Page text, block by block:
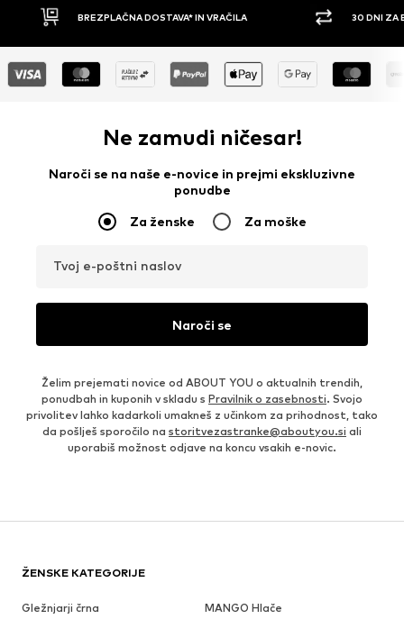
30 DNI ZA BREZPLAČNO VRAČILO PLAČILO Z
Ne zamudi ničesar!
Naroči se na naše e-novice in prejmi ekskluzivne
ponudbe
Za ženske Za moške
Tvoj e-poštni naslov
Naroči se
Želim prejemati novice od ABOUT YOU o aktualnih trendih,
ponudbah in kuponih v skladu s Pravilnik o zasebnosti. Svojo
privolitev lahko kadarkoli umakneš z učinkom za prihodnost, tako
da pošlješ sporočilo na storitvezastranke@aboutyou.si ali
uporabiš možnost odjave na koncu vsakih e-novic.
ŽENSKE KATEGORIJE
Gležnjarji črna
MANGO Hlače